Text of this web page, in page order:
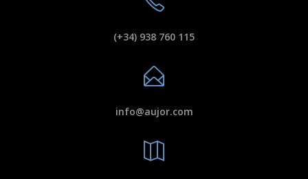
(+34) 938 760 115
info@aujor.com